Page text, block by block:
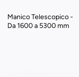
Manico Telescopico -
Da 1600 a 5300 mm